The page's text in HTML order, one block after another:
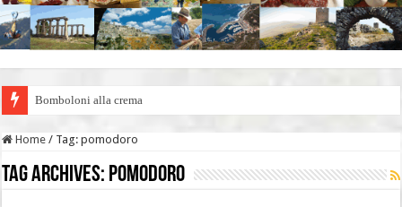
Bomboloni alla crema
Home / Tag:pomodoro
Tag Archives: pomodoro